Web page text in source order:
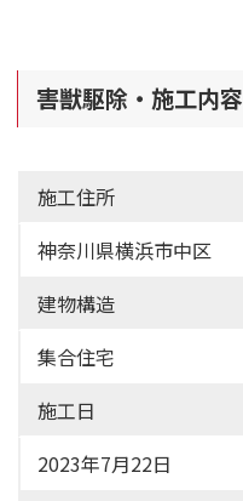
害獣駆除・施工内容
施工住所
神奈川県横浜市中区
建物構造
集合住宅
施工日
2023年7月22日